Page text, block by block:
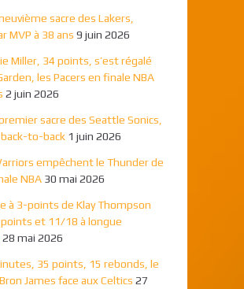
sacre des Lakers,
MVP à 38 ans 9 juin 2026
Miller, 34 points, s’est régalé
les Pacers en finale NBA
2 juin 2026
sacre des Seattle Sonics,
to-back 1 juin 2026
empêchent le Thunder de
NBA 30 mai 2026
à 3-points de Klay Thompson
et 11/18 à longue
28 mai 2026
35 points, 15 rebonds, le
James face aux Celtics 27